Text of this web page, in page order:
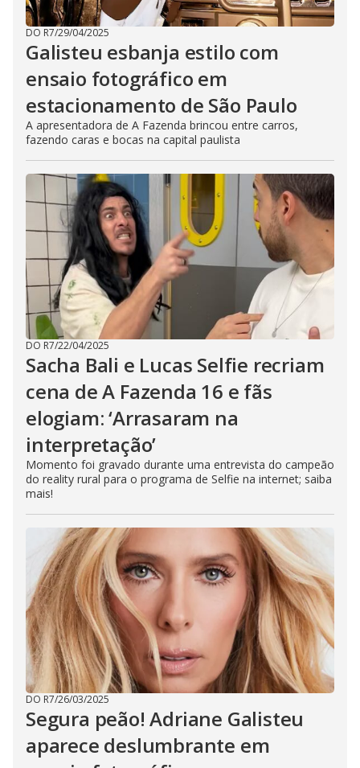
DO R7/29/04/2025
Galisteu esbanja estilo com
ensaio fotográfico em
estacionamento de São Paulo
A apresentadora de A Fazenda brincou entre carros,
fazendo caras e bocas na capital paulista
DO R7/22/04/2025
Sacha Bali e Lucas Selfie recriam
cena de A Fazenda 16 e fãs
elogiam: ‘Arrasaram na
interpretação’
Momento foi gravado durante uma entrevista do campeão
do reality rural para o programa de Selfie na internet; saiba
mais!
DO R7/26/03/2025
Segura peão! Adriane Galisteu
aparece deslumbrante em